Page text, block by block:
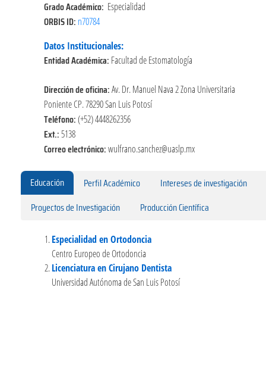
Grado Académico: Especialidad
ORBIS ID: n70784
Datos Institucionales:
Entidad Académica: Facultad de Estomatología
Dirección de oficina:Av. Dr. Manuel Nava 2 Zona Universitaria
Poniente CP. 78290 San Luis Potosí
Teléfono:(+52) 4448262356
Ext.:5138
Correo electrónico:wulfrano.sanchez@uaslp.mx
Educación Perfil Académico
Intereses de investigación
Proyectos de Investigación
Producción Científica
Especialidad en Ortodoncia
Centro Europeo de Ortodoncia
Licenciatura en Cirujano Dentista
Universidad Autónoma de San Luis Potosí